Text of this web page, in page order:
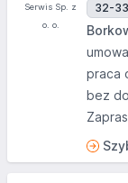
32-33
praca
bez